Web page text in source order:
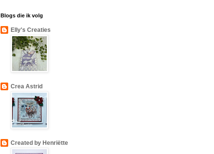
Blogs die ik volg
Elly's Creaties
Crea Astrid
Created by Henriëtte